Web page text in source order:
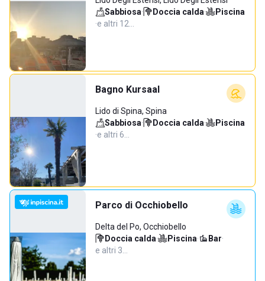
Sabbiosa· Doccia calda·
Piscina
·e altri 12…
Bagno Kursaal
Lido di Spina, Spina
Sabbiosa· Doccia calda·
Piscina
·e altri 6…
Parco di Occhiobello
Delta del Po, Occhiobello
Doccia calda· Piscina· Bar·
e altri 3…